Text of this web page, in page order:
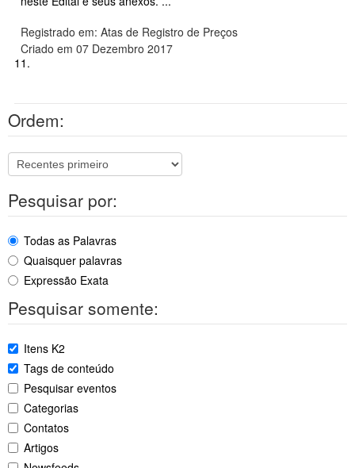
Registrado em: Atas de Registro de Preços
Criado em 07 Dezembro 2017
11.
Ordem:
Pesquisar por:
Todas as Palavras
Quaisquer palavras
Expressão Exata
Pesquisar somente:
Itens K2
Tags de conteúdo
Pesquisar eventos
Categorias
Contatos
Artigos